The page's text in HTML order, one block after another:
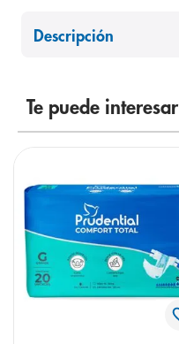
Descripción
Te puede interesar
7. shampoo
9 . pediasure